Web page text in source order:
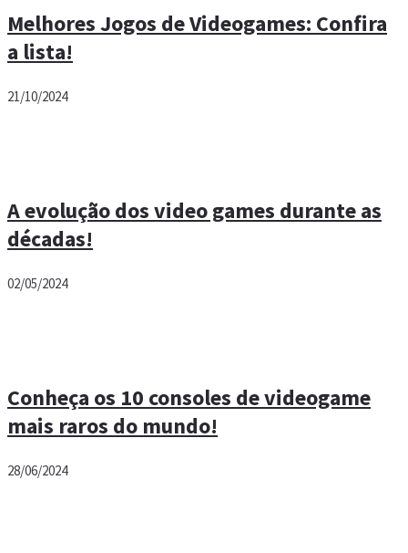
Melhores Jogos de Videogames: Confira
a lista!
21/10/2024
A evolução dos video games durante as
décadas!
02/05/2024
Conheça os 10 consoles de videogame
mais raros do mundo!
28/06/2024